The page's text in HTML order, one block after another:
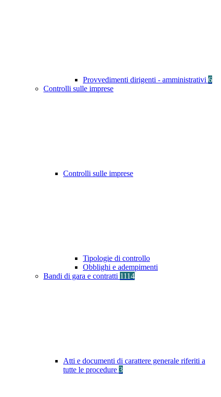
Provvedimenti dirigenti - amministrativi 6
Controlli sulle imprese
Controlli sulle imprese
Tipologie di controllo
Obblighi e adempimenti
Bandi di gara e contratti 1114
Atti e documenti di carattere generale riferiti a
tutte le procedure 3